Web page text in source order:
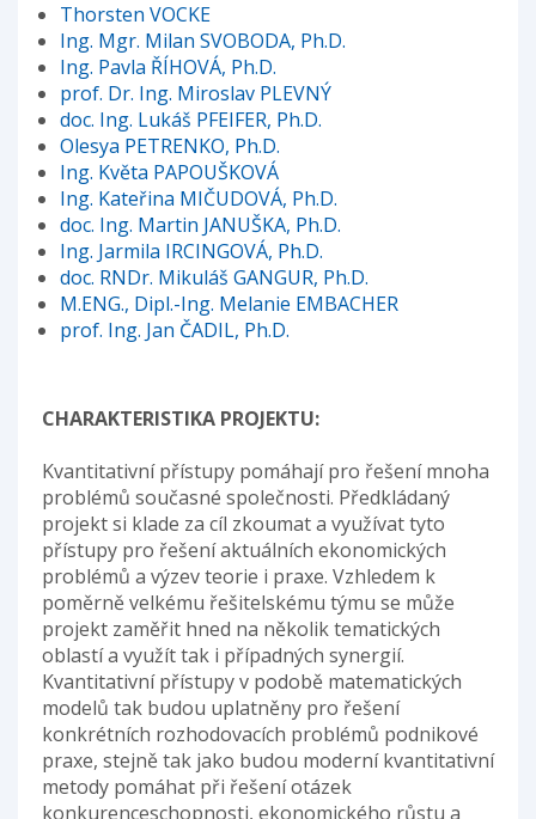
Thorsten VOCKE
Ing. Mgr. Milan SVOBODA, Ph.D.
Ing. Pavla ŘÍHOVÁ, Ph.D.
prof. Dr. Ing. Miroslav PLEVNÝ
doc. Ing. Lukáš PFEIFER, Ph.D.
Olesya PETRENKO, Ph.D.
Ing. Květa PAPOUŠKOVÁ
Ing. Kateřina MIČUDOVÁ, Ph.D.
doc. Ing. Martin JANUŠKA, Ph.D.
Ing. Jarmila IRCINGOVÁ, Ph.D.
doc. RNDr. Mikuláš GANGUR, Ph.D.
M.ENG., Dipl.-Ing. Melanie EMBACHER
prof. Ing. Jan ČADIL, Ph.D.
CHARAKTERISTIKA PROJEKTU:
Kvantitativní přístupy pomáhají pro řešení mnoha
problémů současné společnosti. Předkládaný
projekt si klade za cíl zkoumat a využívat tyto
přístupy pro řešení aktuálních ekonomických
problémů a výzev teorie i praxe. Vzhledem k
poměrně velkému řešitelskému týmu se může
projekt zaměřit hned na několik tematických
oblastí a využít tak i případných synergií.
Kvantitativní přístupy v podobě matematických
modelů tak budou uplatněny pro řešení
konkrétních rozhodovacích problémů podnikové
praxe, stejně tak jako budou moderní kvantitativní
metody pomáhat při řešení otázek
konkurenceschopnosti, ekonomického růstu a